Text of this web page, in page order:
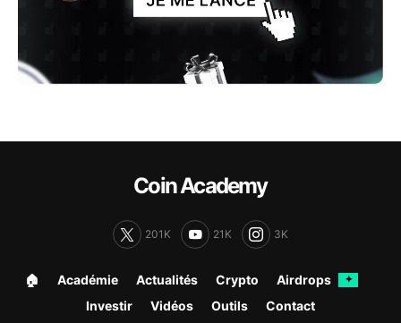
Coin Academy
201K 21K 3K
🏠︎ Académie Actualités Crypto Airdrops ✦
Investir Vidéos Outils Contact